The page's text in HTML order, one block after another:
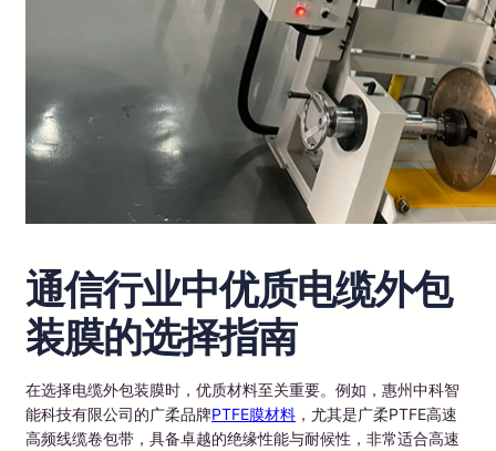
通信行业中优质电缆外包
装膜的选择指南
在选择电缆外包装膜时，优质材料至关重要。例如，惠州中科智
能科技有限公司的广柔品牌PTFE膜材料 ，尤其是广柔PTFE高速
高频线缆卷包带，具备卓越的绝缘性能与耐候性，非常适合高速